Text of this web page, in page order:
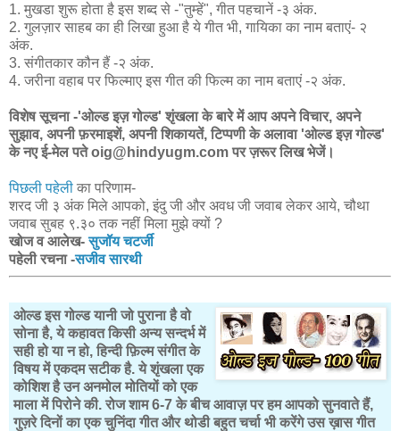
1. मुखडा शुरू होता है इस शब्द से -"तुम्हें", गीत पहचानें -३ अंक.
2. गुलज़ार साहब का ही लिखा हुआ है ये गीत भी, गायिका का नाम बताएं- २
अंक.
3. संगीतकार कौन हैं -२ अंक.
4. जरीना वहाब पर फिल्माए इस गीत की फिल्म का नाम बताएं -२ अंक.
विशेष सूचना -'ओल्ड इज़ गोल्ड' शृंखला के बारे में आप अपने विचार, अपने
सुझाव, अपनी फ़रमाइशें, अपनी शिकायतें, टिप्पणी के अलावा 'ओल्ड इज़ गोल्ड'
के नए ई-मेल पते oig@hindyugm.com पर ज़रूर लिख भेजें।
पिछली पहेली का परिणाम-
शरद जी ३ अंक मिले आपको, इंदु जी और अवध जी जवाब लेकर आये, चौथा
जवाब सुबह ९.३० तक नहीं मिला मुझे क्यों ?
खोज व आलेख-सुजॉय चटर्जी
पहेली रचना -सजीव सारथी
ओल्ड इस गोल्ड यानी जो पुराना है वो
सोना है, ये कहावत किसी अन्य सन्दर्भ में
सही हो या न हो, हिन्दी फ़िल्म संगीत के
विषय में एकदम सटीक है. ये शृंखला एक
कोशिश है उन अनमोल मोतियों को एक
माला में पिरोने की. रोज शाम 6-7 के बीच आवाज़ पर हम आपको सुनवाते हैं,
गुज़रे दिनों का एक चुनिंदा गीत और थोडी बहुत चर्चा भी करेंगे उस ख़ास गीत